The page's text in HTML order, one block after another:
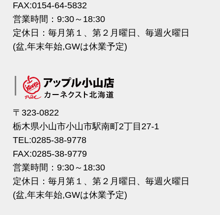
FAX:0154-64-5832
営業時間：9:30～18:30
定休日：毎月第１、第２月曜日、毎週火曜日
(盆,年末年始,GWは休業予定)
〒323-0822
栃木県小山市小山市駅南町2丁目27-1
TEL:0285-38-9778
FAX:0285-38-9779
営業時間：9:30～18:30
定休日：毎月第１、第２月曜日、毎週火曜日
(盆,年末年始,GWは休業予定)